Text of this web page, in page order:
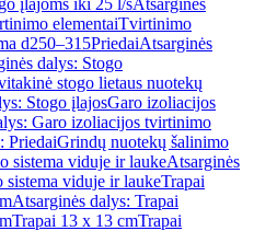
įlajoms iki 25 l/sAtsarginės
elementaiTvirtinimo
d250–315PriedaiAtsarginės
dalys: Stogo
stogo lietaus nuotekų
Stogo įlajosGaro izoliacijos
Garo izoliacijos tvirtinimo
PriedaiGrindų nuotekų šalinimo
sistema viduje ir laukeAtsarginės
sistema viduje ir laukeTrapai
Atsarginės dalys: Trapai
Trapai 13 x 13 cmTrapai